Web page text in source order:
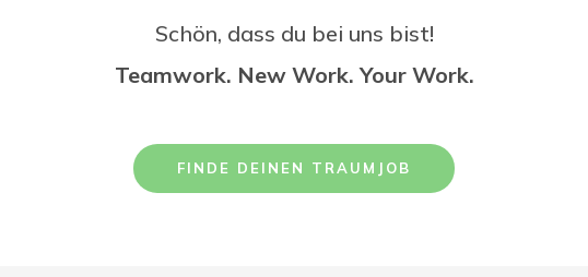
Schön, dass du bei uns bist!
Teamwork. New Work. Your Work.
FINDE DEINEN TRAUMJOB